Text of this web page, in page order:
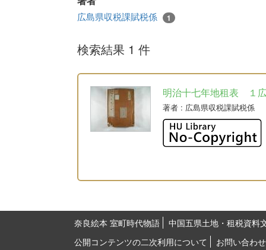
広島県収税課賦税係 1
検索結果 1 件
明治十七年地租表 １
著者 : 広島県収税課賦税係
奈良絵本 室町時代物語
中国五県土地・租税資料
公開コンテンツの二次利用について
お問い合わせ